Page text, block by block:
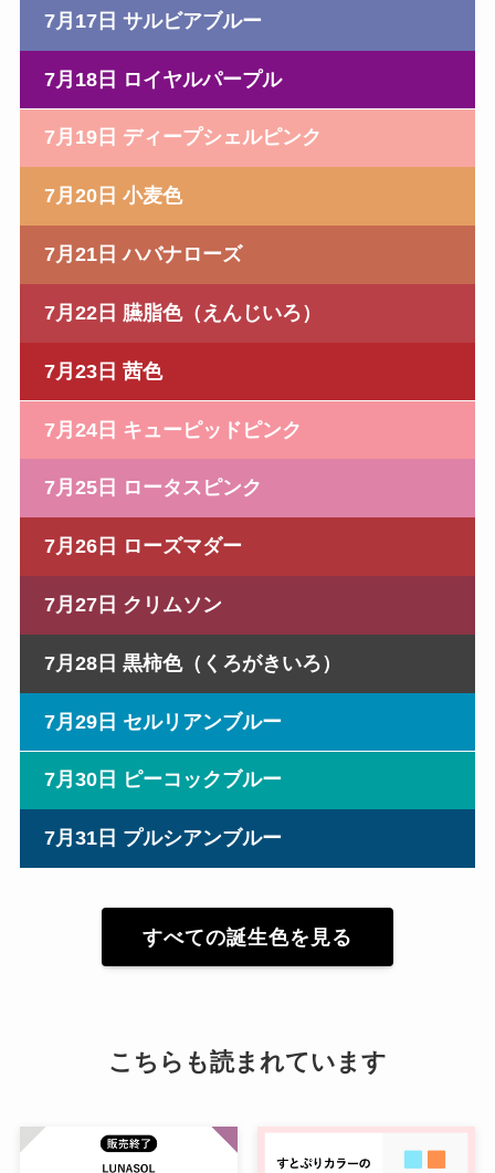
7月17日 サルビアブルー
7月18日 ロイヤルパープル
7月19日 ディープシェルピンク
7月20日 小麦色
7月21日 ハバナローズ
7月22日 臙脂色（えんじいろ）
7月23日 茜色
7月24日 キューピッドピンク
7月25日 ロータスピンク
7月26日 ローズマダー
7月27日 クリムソン
7月28日 黒柿色（くろがきいろ）
7月29日 セルリアンブルー
7月30日 ピーコックブルー
7月31日 プルシアンブルー
すべての誕生色を見る
こちらも読まれています